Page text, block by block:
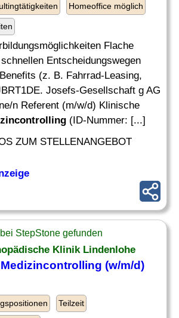
Homeoffice möglich
Flache
Entscheidungswegen
(z. B. Fahrrad-Leasing,
Josefs-Gesellschaft g AG
n Referent (m/w/d) Klinische
(ID-Nummer: [...]
ZUM STELLENANGEBOT
StepStone gefunden
Klinik Lindenlohe
Medizincontrolling (w/m/d)
Teilzeit